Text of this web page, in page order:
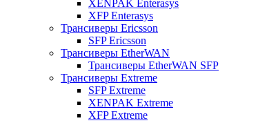
XENPAK Enterasys
XFP Enterasys
Трансиверы Ericsson
SFP Ericsson
Трансиверы EtherWAN
Трансиверы EtherWAN SFP
Трансиверы Extreme
SFP Extreme
XENPAK Extreme
XFP Extreme